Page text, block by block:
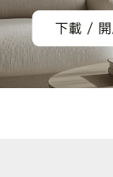
商品規格